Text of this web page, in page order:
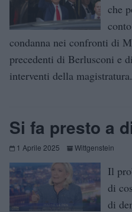
che
condanna nei confronti di
precedenti di Berlusconi e
interventi della
Si fa presto a
1 Aprile 2025 Wittgenstein
Il
di
di